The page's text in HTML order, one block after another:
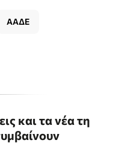
ΑΑΔΕ
και τα νέα τη